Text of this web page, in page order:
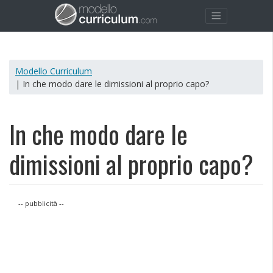
Modello Curriculum
| In che modo dare le dimissioni al proprio capo?
In che modo dare le
dimissioni al proprio capo?
-- pubblicità --